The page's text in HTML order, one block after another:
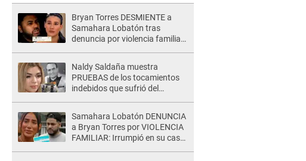
Bryan Torres DESMIENTE a
Samahara Lobatón tras
denuncia por violencia familiar
hijos, pero..."
Naldy Saldaña muestra
PRUEBAS de los tocamientos
indebidos que sufrió del
Samahara Lobatón DENUNCIA
a Bryan Torres por VIOLENCIA
FAMILIAR: Irrumpió en su casa